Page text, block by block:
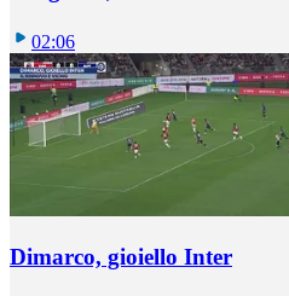
02:06
Dimarco, gioiello Inter